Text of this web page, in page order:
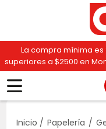
La compra mínima es
superiores a $2500 en
Inicio / Papelería /